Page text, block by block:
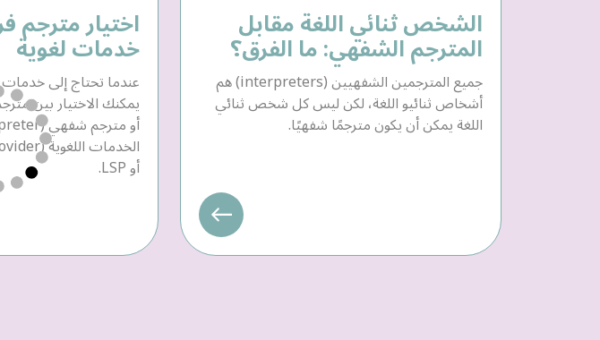
الشخص ثنائي اللغة مقابل
المترجم الشفهي: ما الفرق؟
جميع المترجمين الشفهيين (interpreters) هم
أشخاص ثنائيو اللغة، لكن ليس كل شخص ثنائي
اللغة يمكن أن يكون مترجمًا شفهيًا.
اختيار مترجم
خدمات لغوية
عندما تحتاج إلى
أو LSP.